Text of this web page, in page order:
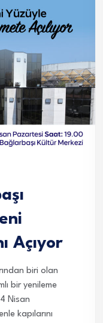
Açıyor
biri olan
bir yenileme
Nisan
kapılarını